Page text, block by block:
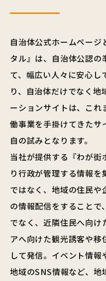
自治体公式ホームページ
タル』は、自治体公認
て、幅広い人々に安心し
り、自治体だけでなく地
ーションサイトは、こ
働事業を手掛けてきたサ
自の試みとなります。
当社が提供する『わが街
り行政が管理する情報
ではなく、地域の住民や
の情報配信をすることで
でなく、近隣住民へ向け
アへ向けた観光誘客や移
して発信。イベント情報
地域のSNS情報など、地